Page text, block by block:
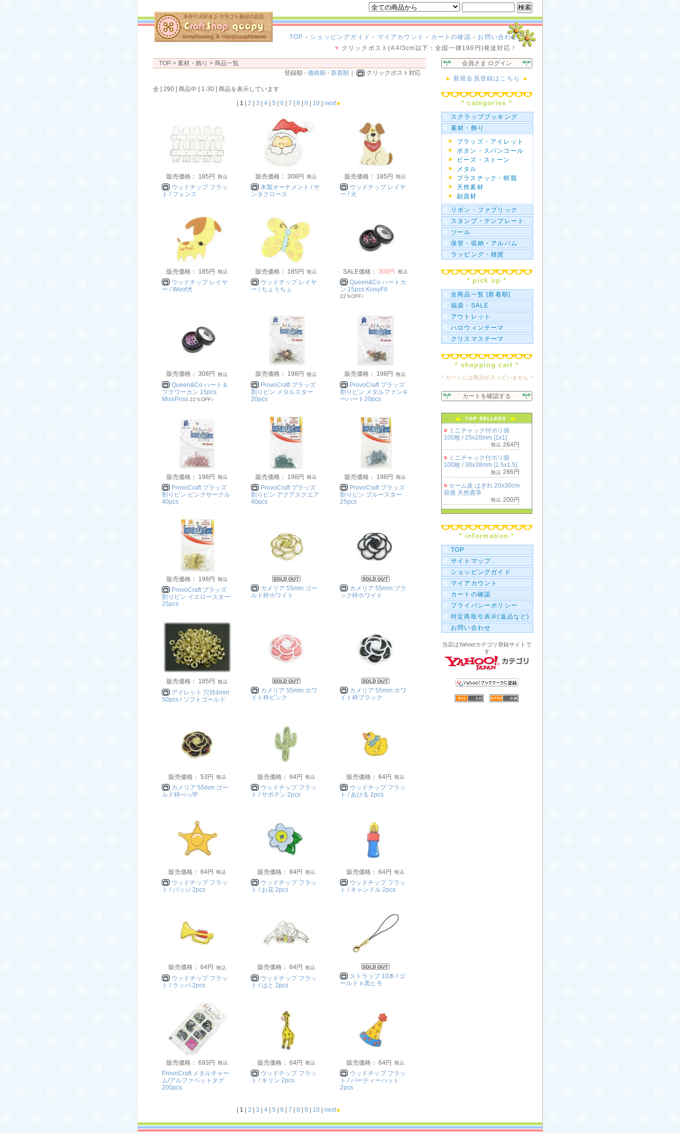
TOP - ショッピングガイド - マイアカウント - カートの確認 - お問い合わせ
♥ クリックポスト(A4/3cm以下：全国一律198円)発送対応！
TOP > 素材・飾り > 商品一覧
登録順 - 価格順 - 新着順 クリックポスト対応
全 [ 290 ] 商品中 [ 1-30 ] 商品を表示しています
| 1 | 2 | 3 | 4 | 5 | 6 | 7 | 8 | 9 | 10 | next
販売価格： 185円
ウッドチップ フラッ
ト / フェンス
販売価格： 308円
木製オーナメント / サ
ンタクロース
販売価格： 185円
ウッドチップ レイヤ
ー / 犬
販売価格： 185円
ウッドチップ レイヤ
ー / Woof犬
販売価格： 185円
ウッドチップ レイヤ
ー / ちょうちょ
SALE価格： 308円
Queen&Co ハートカ
ン 15pcs KissyFit
22％OFF♪
販売価格： 308円
Queen&Co ハート＆
フラワーカン 15pcs
MissPriss 22％OFF♪
販売価格： 198円
ProvoCraft ブラッズ
割りピン メタルスター
20pcs
販売価格： 198円
ProvoCraft ブラッズ
割りピン メタルファンキ
ーハート20pcs
販売価格： 198円
ProvoCraft ブラッズ
割りピン ピンクサークル
40pcs
販売価格： 198円
ProvoCraft ブラッズ
割りピン アクアスクエア
40pcs
販売価格： 198円
ProvoCraft ブラッズ
割りピン ブルースター
25pcs
販売価格： 198円
ProvoCraft ブラッズ
割りピン イエロースター
25pcs
カメリア 55mm ゴー
ルド枠ホワイト
カメリア 55mm ブラ
ック枠ホワイト
販売価格： 185円
アイレット 穴径4mm
50pcs / ソフトゴールド
カメリア 55mm ホワ
イト枠ピンク
カメリア 55mm ホワ
イト枠ブラック
販売価格： 53円
カメリア 55mm ゴー
ルド枠べっ甲
販売価格： 64円
ウッドチップ フラッ
ト / サボテン 2pcs
販売価格： 64円
ウッドチップ フラッ
ト / あひる 2pcs
販売価格： 64円
ウッドチップ フラッ
ト / バッジ 2pcs
販売価格： 64円
ウッドチップ フラッ
ト / お花 2pcs
販売価格： 64円
ウッドチップ フラッ
ト / キャンドル 2pcs
販売価格： 64円
ウッドチップ フラッ
ト / ラッパ 2pcs
販売価格： 64円
ウッドチップ フラッ
ト / はと 2pcs
ストラップ 10本 / ゴ
ールド x 黒ヒモ
販売価格： 693円
ProvoCraft メタルチャー
ム/アルファベットタグ
200pcs
販売価格： 64円
ウッドチップ フラッ
ト / キリン 2pcs
販売価格： 64円
ウッドチップ フラッ
ト / パーティーハット
2pcs
1 2 3 4 5 6 7 8 9 10 next
会員さま ログイン
新規会員登録はこちら
* categories *
スクラップブッキング
素材・飾り
ブラッズ・アイレット
ボタン・スパンコール
ビーズ・ストーン
メタル
プラスチック・樹脂
天然素材
副資材
リボン・ファブリック
スタンプ・テンプレート
ツール
保管・収納・アルバム
ラッピング・雑貨
* pick up *
全商品一覧 [新着順]
福袋・SALE
アウトレット
ハロウィンテーマ
クリスマステーマ
* shopping cart *
* カートには商品が入っていません *
カートを確認する
■ ミニチャック付ポリ袋
100枚 / 25x28mm [1x1]
264円
■ ミニチャック付ポリ袋
100枚 / 38x38mm [1.5x1.5]
286円
■ セーム皮 はぎれ 20x30cm
前後 天然鹿革
200円
■ミニチャック付ポリ袋
396円
横長 ミニチャック付ポリ
袋 100枚 / 50x25mm [2x1]
286円
* information *
TOP
サイトマップ
ショッピングガイド
マイアカウント
カートの確認
プライバシーポリシー
特定商取引表示(返品など)
お問い合わせ
当店はYahoo!カテゴリ登録サイトで
す